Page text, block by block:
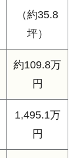
（約35.8
坪）
約109.8万
円
1,495.1万
円